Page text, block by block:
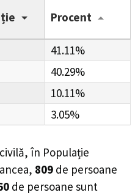
Procent
41.11%
40.29%
10.11%
3.05%
în Populație
809 de persoane
de persoane sunt